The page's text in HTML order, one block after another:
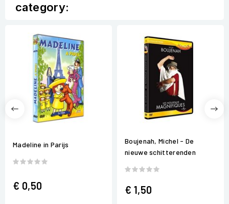
category:
Madeline in Parijs
€ 0,50
Boujenah, Michel - De
nieuwe schitterenden
€ 1,50